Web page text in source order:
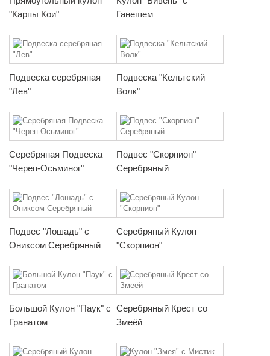
"Карпы Кои"
Ганешем
Подвеска серебряная
"Лев"
Подвеска "Кельтский
Волк"
Серебряная Подвеска
"Череп-Осьминог"
Подвес "Скорпион"
Серебряный
Подвес "Лошадь" с
Ониксом Серебряный
Серебряный Кулон
"Скорпион"
Большой Кулон "Паук" с
Гранатом
Серебряный Крест со
Змеёй